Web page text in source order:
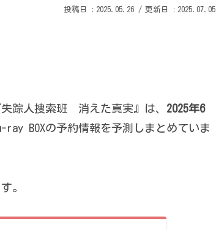
2025.05.26 2025.07.05
踪人捜索班 消えた真実』は、 2025年6
BOXの予約情報を予測しまとめていま
。